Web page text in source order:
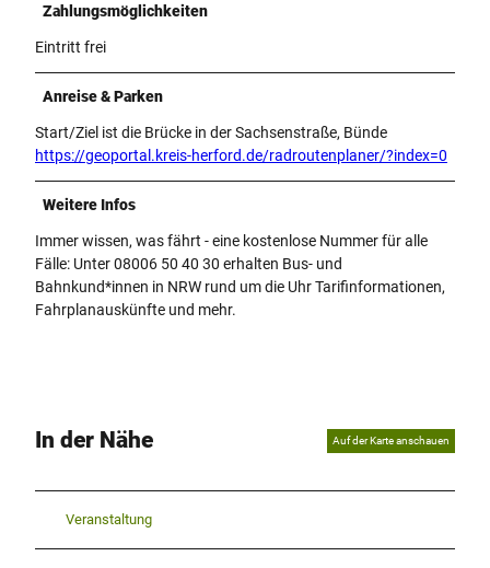
Zahlungsmöglichkeiten
Eintritt frei
Anreise & Parken
Start/Ziel ist die Brücke in der Sachsenstraße, Bünde
https://geoportal.kreis-herford.de/radroutenplaner/?index=0
Weitere Infos
Immer wissen, was fährt - eine kostenlose Nummer für alle
Fälle: Unter 08006 50 40 30 erhalten Bus- und
Bahnkund*innen in NRW rund um die Uhr Tarifinformationen,
Fahrplanauskünfte und mehr.
In der Nähe Auf der Karte anschauen
Veranstaltung